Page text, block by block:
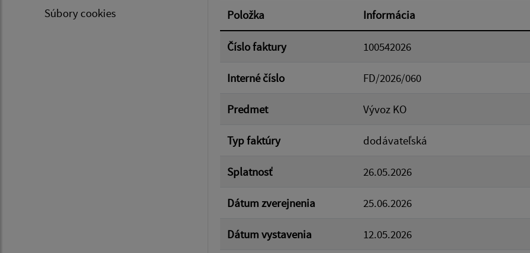
Súbory cookies Suma od:
Filtrovať
Položka Informácia
Číslo faktury 100542026
Interné číslo FD/2026/060
Predmet Vývoz KO
Typ faktúry dodávateľská
Splatnosť 26.05.2026
Dátum zverejnenia 25.06.2026
Dátum vystavenia 12.05.2026